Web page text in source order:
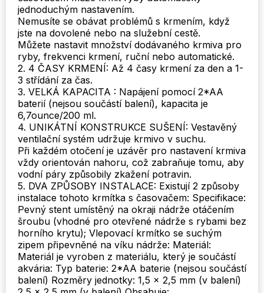
pro
ryby
množství
jednoduchým nastavením.
Nemusíte se obávat problémů s krmením, když
jste na dovolené nebo na služební cestě.
Můžete nastavit množství dodávaného krmiva pro
ryby, frekvenci krmení, ruční nebo automatické.
2. 4 ČASY KRMENÍ: Až 4 časy krmení za den a 1-
3 střídání za čas.
3. VELKÁ KAPACITA : Napájení pomocí 2*AA
baterií (nejsou součástí balení), kapacita je
6,7ounce/200 ml.
4. UNIKÁTNÍ KONSTRUKCE SUŠENÍ: Vestavěný
ventilační systém udržuje krmivo v suchu.
Při každém otočení je uzávěr pro nastavení krmiva
vždy orientován nahoru, což zabraňuje tomu, aby
vodní páry způsobily zkažení potravin.
5. DVA ZPŮSOBY INSTALACE: Existují 2 způsoby
instalace tohoto krmítka s časovačem: Specifikace:
Pevný stent umístěný na okraji nádrže otáčením
šroubu (vhodné pro otevřené nádrže s rybami bez
horního krytu); Vlepovací krmítko se suchým
zipem připevněné na víku nádrže: Materiál:
Materiál je vyroben z materiálu, který je součástí
akvária: Typ baterie: 2*AA baterie (nejsou součástí
balení) Rozměry jednotky: 1,5 x 2,5 mm (v balení)